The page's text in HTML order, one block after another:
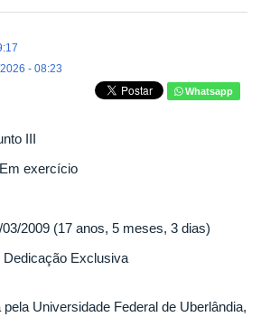
- 08:23
Whatsapp
III
Em exercício
03/2009 (17 anos, 5 meses, 3 dias)
Dedicação Exclusiva
Universidade Federal de Uberlândia,